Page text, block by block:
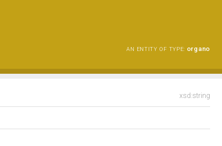
AN ENTITY OF TYPE: organo
xsd:string